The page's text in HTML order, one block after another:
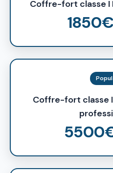
Coffre-fort classe I
1850€
Coffre-fort classe